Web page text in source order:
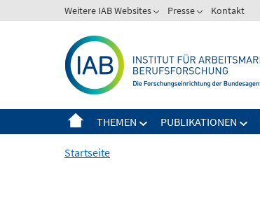
zum
Weitere IAB Websites Presse Kontakt
THEMEN PUBLIKATIONEN
Startseite